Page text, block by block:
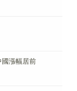
國漲幅居前